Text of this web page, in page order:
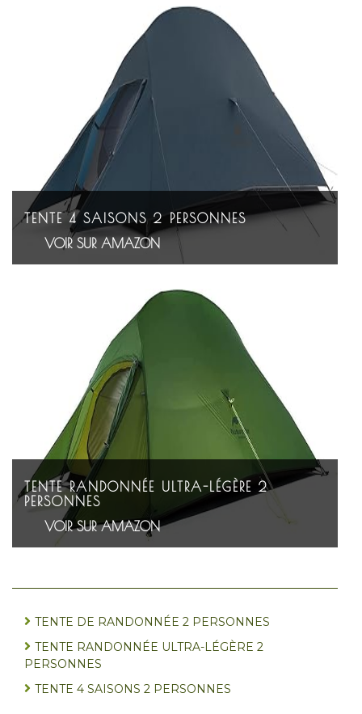
TENTE 4 SAISONS 2 PERSONNES
VOIR SUR AMAZON
TENTE RANDONNÉE ULTRA-LÉGÈRE 2
PERSONNES
VOIR SUR AMAZON
TENTE DE RANDONNÉE 2 PERSONNES
TENTE RANDONNÉE ULTRA-LÉGÈRE 2
PERSONNES
TENTE 4 SAISONS 2 PERSONNES